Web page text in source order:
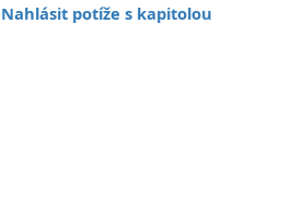
Nahlásit potíže s kapitolou